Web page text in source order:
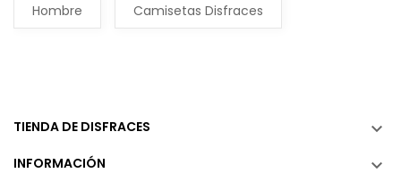
Hombre Camisetas Disfraces
TIENDA DE DISFRACES 
INFORMACIÓN 